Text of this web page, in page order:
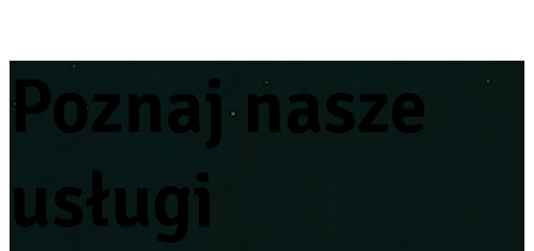
Poznaj nasze
usługi